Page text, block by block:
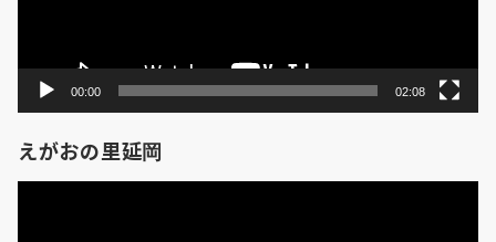
00:00 02:08
えがおの里延岡